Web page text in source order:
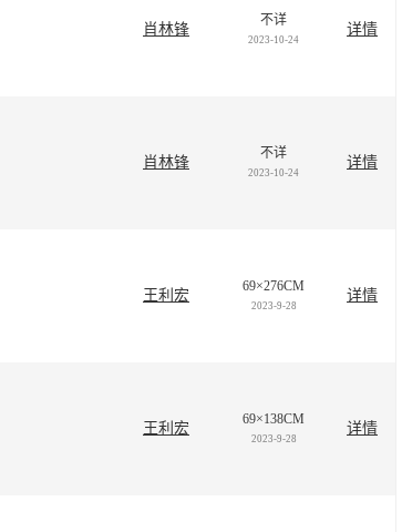
肖林锋
不详
2023-10-24
详情
肖林锋
不详
2023-10-24
详情
王利宏
69×276CM
2023-9-28
详情
王利宏
69×138CM
2023-9-28
详情